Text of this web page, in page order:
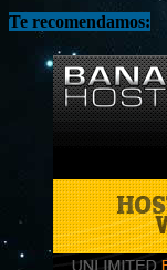
Te recomendamos: